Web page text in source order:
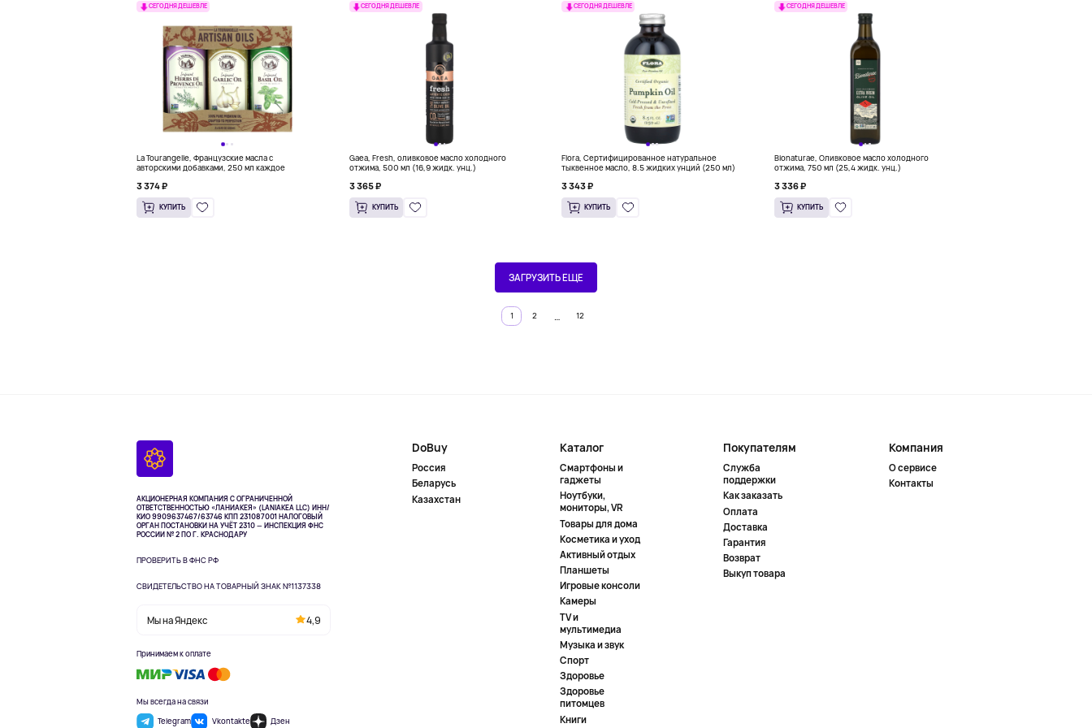
СЕГОДНЯ ДЕШЕВЛЕ
La Tourangelle, Французские масла с
авторскими добавками, 250 мл каждое
3 374 ₽
КУПИТЬ
СЕГОДНЯ ДЕШЕВЛЕ
Gaea, Fresh, оливковое масло холодного
отжима, 500 мл (16,9 жидк. унц.)
3 365 ₽
КУПИТЬ
СЕГОДНЯ ДЕШЕВЛЕ
Flora, Сертифицированное натуральное
тыквенное масло, 8.5 жидких унций (250 мл)
3 343 ₽
КУПИТЬ
СЕГОДНЯ ДЕШЕВЛЕ
Bionaturae, Оливковое масло холодного
отжима, 750 мл (25,4 жидк. унц.)
3 336 ₽
КУПИТЬ
ЗАГРУЗИТЬ ЕЩЕ
1 2 … 12
АКЦИОНЕРНАЯ КОМПАНИЯ С ОГРАНИЧЕННОЙ
ОТВЕТСТВЕННОСТЬЮ «ЛАНИАКЕЯ» (LANIAKEA LLC) ИНН/
КИО 9909637467/63746 КПП 231087001НАЛОГОВЫЙ
ОРГАН ПОСТАНОВКИ НА УЧЁТ 2310 — ИНСПЕКЦИЯ ФНС
РОССИИ № 2 ПО Г. КРАСНОДАРУ
ПРОВЕРИТЬ В ФНС РФ
СВИДЕТЕЛЬСТВО НА ТОВАРНЫЙ ЗНАК №1137338
Мы на Яндекс 4,9
Принимаем к оплате
Мы всегда на связи
Telegram
Vkontakte Дзен
DoBuy
Россия
Беларусь
Казахстан
Каталог
Смартфоны и
гаджеты
Ноутбуки,
мониторы, VR
Товары для дома
Косметика и уход
Активный отдых
Планшеты
Игровые консоли
Камеры
TV и
мультимедиа
Музыка и звук
Спорт
Здоровье
Здоровье
питомцев
Книги
Покупателям
Служба
поддержки
Как заказать
Оплата
Доставка
Гарантия
Возврат
Выкуп товара
Компания
О сервисе
Контакты